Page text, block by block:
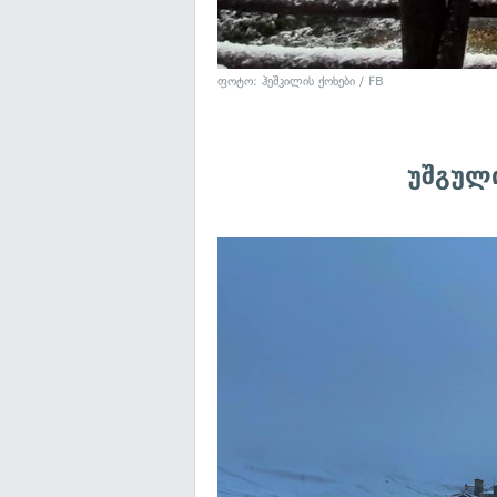
ფოტო: ჰეშკილის ქოხები / FB